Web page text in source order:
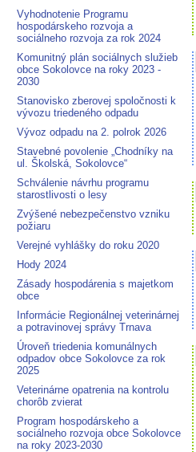
Vyhodnotenie Programu
hospodárskeho rozvoja a
sociálneho rozvoja za rok 2024
Komunitný plán sociálnych služieb
obce Sokolovce na roky 2023 -
2030
Stanovisko zberovej spoločnosti k
vývozu triedeného odpadu
Vývoz odpadu na 2. polrok 2026
Stavebné povolenie „Chodníky na
ul. Školská, Sokolovce“
Schválenie návrhu programu
starostlivosti o lesy
Zvýšené nebezpečenstvo vzniku
požiaru
Verejné vyhlášky do roku 2020
Hody 2024
Zásady hospodárenia s majetkom
obce
Informácie Regionálnej veterinárnej
a potravinovej správy Trnava
Úroveň triedenia komunálnych
odpadov obce Sokolovce za rok
2025
Veterinárne opatrenia na kontrolu
chorôb zvierat
Program hospodárskeho a
sociálneho rozvoja obce Sokolovce
na roky 2023-2030